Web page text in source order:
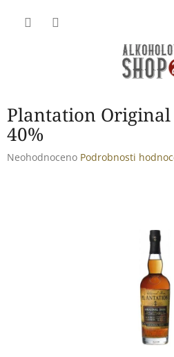
Plantation
40%
Průměrné
Neohodnoceno Podrobnosti